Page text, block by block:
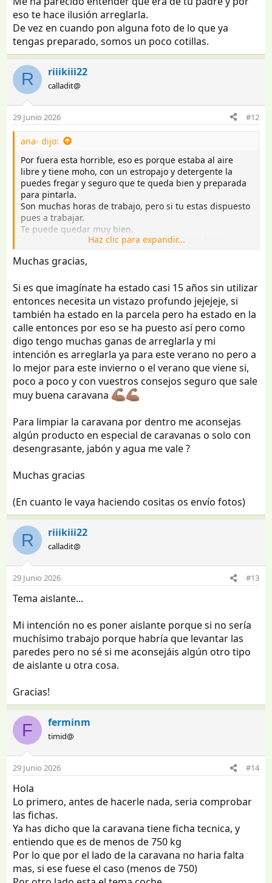
eso te hace ilusión arreglarla.
De vez en cuando pon alguna foto de lo que ya
tengas preparado, somos un poco cotillas.
R riiikiii22
calladit@
29 Junio 2026 #12
ana- dijo:
Por fuera esta horrible, eso es porque estaba al aire
libre y tiene moho, con un estropajo y detergente la
puedes fregar y seguro que te queda bien y preparada
para pintarla.
Son muchas horas de trabajo, pero si tu estas dispuesto
pues a trabajar.
Te puede quedar muy bien.
Como te han comentado empezar por luces, freno,
ruedas, amortiguadores, estabilizador en lanza, circuito
de agua.
interior para tenerlo el próximo año.
Me ha parecido entender que era de tu padre y por eso
te hace ilusión arreglarla.
De vez en cuando pon alguna foto de lo que ya tengas
preparado, somos un poco cotillas.
Haz clic para expandir...
Muchas gracias,
Si es que imagínate ha estado casi 15 años sin utilizar
entonces necesita un vistazo profundo jejejeje, si
también ha estado en la parcela pero ha estado en la
calle entonces por eso se ha puesto así pero como
digo tengo muchas ganas de arreglarla y mi
intención es arreglarla ya para este verano no pero a
lo mejor para este invierno o el verano que viene si,
poco a poco y con vuestros consejos seguro que sale
muy buena caravana
Para limpiar la caravana por dentro me aconsejas
algún producto en especial de caravanas o solo con
desengrasante, jabón y agua me vale ?
Muchas gracias
(En cuanto le vaya haciendo cositas os envío fotos)
R riiikiii22
calladit@
29 Junio 2026 #13
Tema aislante...
Mi intención no es poner aislante porque si no sería
muchísimo trabajo porque habría que levantar las
paredes pero no sé si me aconsejáis algún otro tipo
de aislante u otra cosa.
Gracias!
F ferminm
timid@
29 Junio 2026 #14
Hola
Lo primero, antes de hacerle nada, seria comprobar
las fichas.
Ya has dicho que la caravana tiene ficha tecnica, y
entiendo que es de menos de 750 kg
Por lo que por el lado de la caravana no haria falta
mas, si ese fuese el caso (menos de 750)